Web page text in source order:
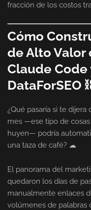
fracción de los costos
Cómo
de Alto Valor
Claude Code
DataForSEO
¿Qué pasaría si te
mes —ese tipo de
huyen— podría
una taza de café? ☁
El panorama del
quedaron los días de
manualmente enlaces
volúmenes de palabras